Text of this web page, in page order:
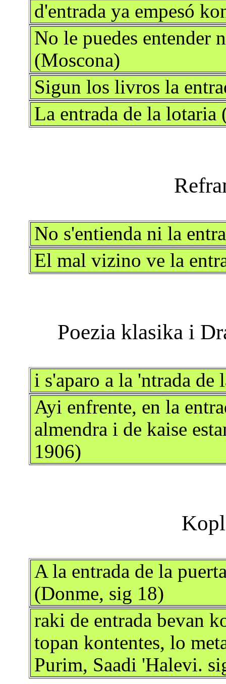
d'en­trada ya empesó
No le puedes entender
(Moscona)
Sigun los livros la
La entrada de la lotaria
No s'entienda ni la
El mal vizino ve la
i s'aparo a la 'ntrada de
Ayi enfrente, en la
almendra i de kaise
1906)
A la entrada de la
(Donme, sig 18)
raki de entrada bevan
topan kontentes, lo
Purim, Saadi 'Halevi.